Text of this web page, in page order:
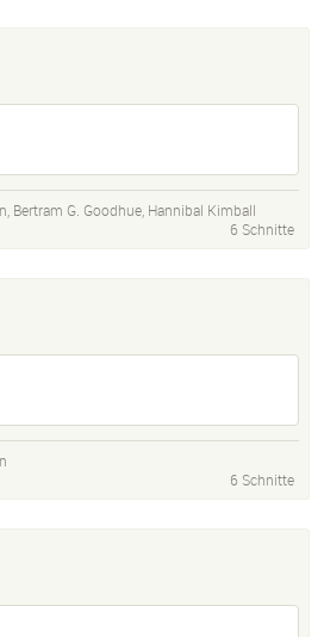
, Bertram G. Goodhue, Hannibal Kimball
6 Schnitte
6 Schnitte